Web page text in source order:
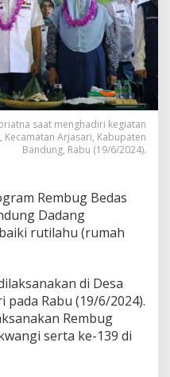
saat menghadiri kegiatan
Arjasari, Kabupaten
Bandung, Rabu (19/6/2024).
Rembug Bedas
Dadang
rutilahu (rumah
di Desa
pada Rabu (19/6/2024).
Rembug
serta ke-139 di